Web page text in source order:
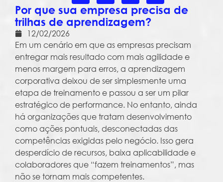
Por que sua empresa precisa de
trilhas de aprendizagem?
12/02/2026
Em um cenário em que as empresas precisam
entregar mais resultado com mais agilidade e
menos margem para erros, a aprendizagem
corporativa deixou de ser simplesmente uma
etapa de treinamento e passou a ser um pilar
estratégico de performance. No entanto, ainda
há organizações que tratam desenvolvimento
como ações pontuais, desconectadas das
competências exigidas pelo negócio. Isso gera
desperdício de recursos, baixa aplicabilidade e
colaboradores que “fazem treinamentos”, mas
não se tornam mais competentes.